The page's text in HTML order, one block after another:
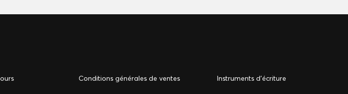
Conditions générales de ventes Instruments d'écriture